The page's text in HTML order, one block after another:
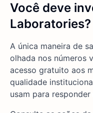
Você deve
Laboratories?
A única maneira de
olhada nos números
acesso gratuito aos
qualidade
usam para